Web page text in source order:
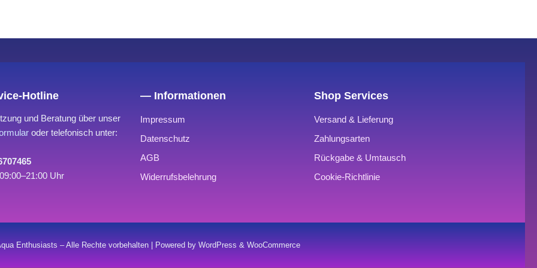
Hotline
und Beratung über unser
oder telefonisch unter:
Uhr
— Informationen
Impressum
Datenschutz
AGB
Widerrufsbelehrung
Shop Services
Versand & Lieferung
Zahlungsarten
Rückgabe & Umtausch
Cookie-Richtlinie
Enthusiasts – Alle Rechte vorbehalten | Powered by WordPress & WooCommerce